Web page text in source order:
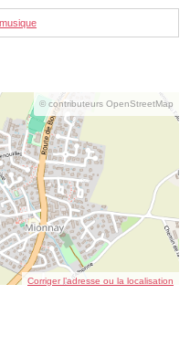
© contributeurs OpenStreetMap
Corriger l’adresse ou la localisation